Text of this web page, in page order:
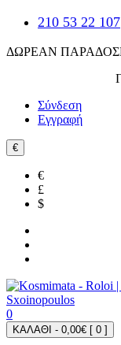
210 53 22 107
ΔΩΡΕΑΝ
Σύνδεση
Εγγραφή
€
€
£
$
0
ΚΑΛΑΘΙ - 0,00€ [ 0 ]